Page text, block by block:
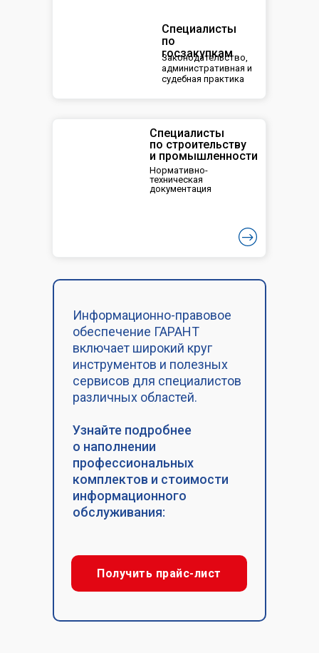
Специалисты
по
госзакупкам
Законодательство,
административная и
судебная практика
Получить прайс-лист
Специалисты
по строительству
и промышленности
Нормативно-
техническая
документация
Информационно-правовое
обеспечение ГАРАНТ
включает широкий круг
инструментов и полезных
сервисов для специалистов
различных областей.
Узнайте подробнее
о наполнении
профессиональных
комплектов и стоимости
информационного
обслуживания: